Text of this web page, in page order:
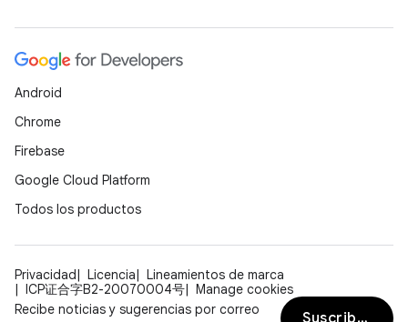
Android
Chrome
Firebase
Google Cloud Platform
Todos los productos
Privacidad Licencia
Lineamientos de marca
ICP证合字B2-20070004号
Manage cookies
Recibe noticias y sugerencias por correo
Suscribirse